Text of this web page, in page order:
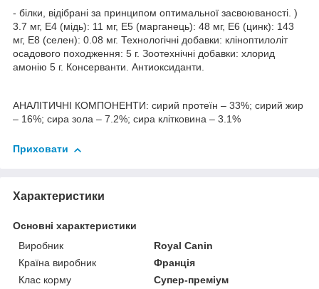
- білки, відібрані за принципом оптимальної засвоюваності. )
3.7 мг, E4 (мідь): 11 мг, E5 (марганець): 48 мг, E6 (цинк): 143
мг, E8 (селен): 0.08 мг. Технологічні добавки: кліноптилоліт
осадового походження: 5 г. Зоотехнічні добавки: хлорид
амонію 5 г. Консерванти. Антиоксиданти.
АНАЛІТИЧНІ КОМПОНЕНТИ: сирий протеїн – 33%; сирий жир
– 16%; сира зола – 7.2%; сира клітковина – 3.1%
Приховати
Характеристики
Основні характеристики
Виробник
Royal Canin
Країна виробник
Франція
Клас корму
Супер-преміум